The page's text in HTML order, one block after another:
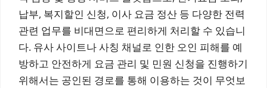
납부, 복지할인 신청, 이사 요금 정산 등 다양한 전력
관련 업무를 비대면으로 편리하게 처리할 수 있습니
다. 유사 사이트나 사칭 채널로 인한 오인 피해를 예
방하고 안전하게 요금 관리 및 민원 신청을 진행하기
위해서는 공인된 경로를 통해 이용하는 것이 무엇보